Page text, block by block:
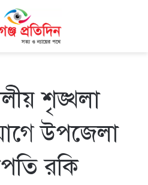
শৃঙ্খলা
উপজেলা
রকি